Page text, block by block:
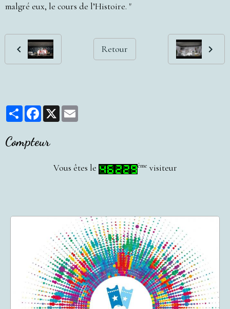
malgré eux, le cours de l’Histoire. "
Retour
PartagerFacebook
X
Compteur
Vous êtes le ème visiteur